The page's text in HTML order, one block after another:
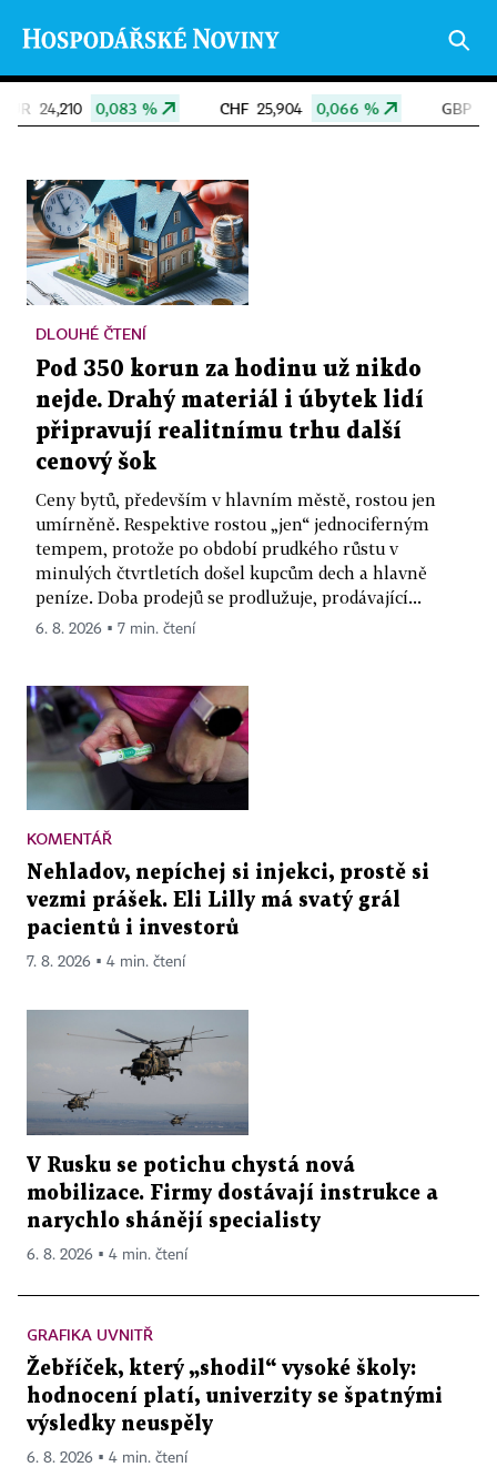
CHF25,904 0,066 % GBP28,245 0,099 %
Pod 350 korun za hodinu už nikdo
nejde. Drahý materiál i úbytek lidí
připravují realitnímu trhu další
cenový šok
Ceny bytů, především v hlavním městě, rostou jen
umírněně. Respektive rostou „jen“ jednociferným
tempem, protože po období prudkého růstu v
minulých čtvrtletích došel kupcům dech a hlavně
peníze. Doba prodejů se prodlužuje, prodávající...
DLOUHÉ ČTENÍ
6. 8. 2026 ▪ 7 min. čtení
KOMENTÁŘ
Nehladov, nepíchej si injekci, prostě si
vezmi prášek. Eli Lilly má svatý grál
pacientů i investorů
7. 8. 2026 ▪ 4 min. čtení
V Rusku se potichu chystá nová
mobilizace. Firmy dostávají instrukce a
narychlo shánějí specialisty
6. 8. 2026 ▪ 4 min. čtení
GRAFIKA UVNITŘ
Žebříček, který „shodil“ vysoké školy:
hodnocení platí, univerzity se špatnými
výsledky neuspěly
6. 8. 2026 ▪ 4 min. čtení